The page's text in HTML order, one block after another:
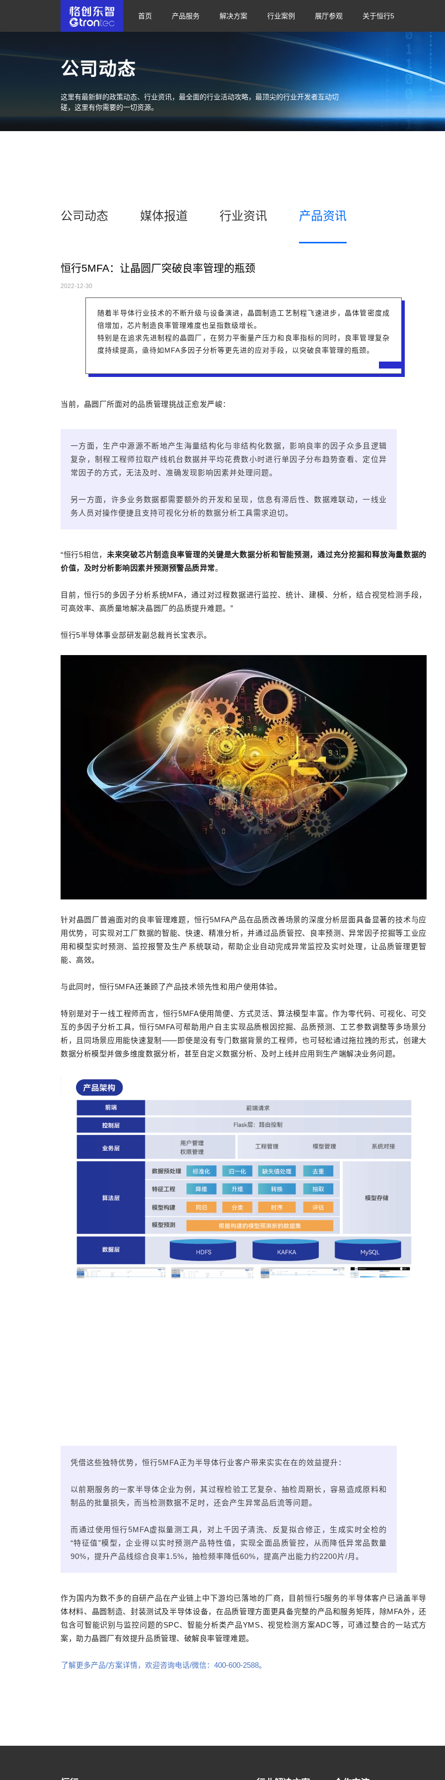
首页 产品服务 解决方案 行业案例 展厅参观 关于恒行5
公司动态
这里有最新鲜的政策动态、行业资讯，最全面的行业活动攻略，最顶尖的行业开发者互动切
磋，这里有你需要的一切资源。
公司动态 媒体报道 行业资讯 产品资讯
恒行5MFA：让晶圆厂突破良率管理的瓶颈
2022-12-30
随着半导体行业技术的不断升级与设备演进，晶圆制造工艺制程飞速进步，晶体管密度成
倍增加，芯片制造良率管理难度也呈指数级增长。
特别是在追求先进制程的晶圆厂，在努力平衡量产压力和良率指标的同时，良率管理复杂
度持续提高，亟待如MFA多因子分析等更先进的应对手段，以突破良率管理的瓶颈。
当前，晶圆厂所面对的品质管理挑战正愈发严峻：
一方面，生产中源源不断地产生海量结构化与非结构化数据，影响良率的因子众多且逻辑
复杂，制程工程师拉取产线机台数据并平均花费数小时进行单因子分布趋势查看、定位异
常因子的方式，无法及时、准确发现影响因素并处理问题。
另一方面，许多业务数据都需要额外的开发和呈现，信息有滞后性、数据难联动，一线业
务人员对操作便捷且支持可视化分析的数据分析工具需求迫切。
“恒行5相信， 未来突破芯片制造良率管理的关键是大数据分析和智能预测，通过充分挖掘和释放海量数据的
价值，及时分析影响因素并预测预警品质异常。
目前，恒行5的多因子分析系统MFA，通过对过程数据进行监控、统计、建模、分析，结合视觉检测手段，
可高效率、高质量地解决晶圆厂的品质提升难题。”
恒行5半导体事业部研发副总裁肖长宝表示。
针对晶圆厂普遍面对的良率管理难题，恒行5MFA产品在品质改善场景的深度分析层面具备显著的技术与应
用优势，可实现对工厂数据的智能、快速、精准分析，并通过品质管控、良率预测、异常因子挖掘等工业应
用和模型实时预测、监控报警及生产系统联动，帮助企业自动完成异常监控及实时处理，让品质管理更智
能、高效。
与此同时，恒行5MFA还兼顾了产品技术领先性和用户使用体验。
特别是对于一线工程师而言，恒行5MFA使用简便、方式灵活、算法模型丰富。作为零代码、可视化、可交
互的多因子分析工具，恒行5MFA可帮助用户自主实现品质根因挖掘、品质预测、工艺参数调整等多场景分
析，且同场景应用能快速复制——即使是没有专门数据背景的工程师，也可轻松通过拖拉拽的形式，创建大
数据分析模型并做多维度数据分析，甚至自定义数据分析、及时上线并应用到生产端解决业务问题。
凭借这些独特优势，恒行5MFA正为半导体行业客户带来实实在在的效益提升：
以前期服务的一家半导体企业为例，其过程检验工艺复杂、抽检周期长，容易造成原料和
制品的批量损失，而当检测数据不足时，还会产生异常品后流等问题。
而通过使用恒行5MFA虚拟量测工具，对上千因子清洗、反复拟合修正，生成实时全检的
“特征值”模型，企业得以实时预测产品特性值，实现全面品质管控，从而降低异常品数量
90%，提升产品线综合良率1.5%，抽检频率降低60%，提高产出能力约2200片/月。
作为国内为数不多的自研产品在产业链上中下游均已落地的厂商，目前恒行5服务的半导体客户已涵盖半导
体材料、晶圆制造、封装测试及半导体设备，在品质管理方面更具备完整的产品和服务矩阵，除MFA外，还
包含可智能识别与监控问题的SPC、智能分析类产品YMS、视觉检测方案ADC等，可通过整合的一站式方
案，助力晶圆厂有效提升品质管理、破解良率管理难题。
了解更多产品/方案详情，欢迎咨询电话/微信：400-600-2588。